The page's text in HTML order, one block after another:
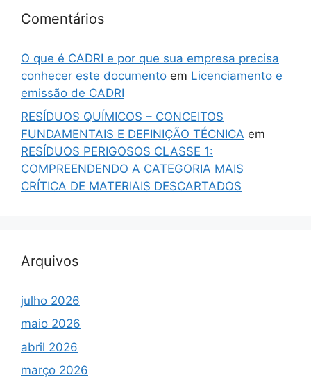
Comentários
O que é CADRI e por que sua empresa precisa
conhecer este documento em Licenciamento e
emissão de CADRI
RESÍDUOS QUÍMICOS – CONCEITOS
FUNDAMENTAIS E DEFINIÇÃO TÉCNICA em
RESÍDUOS PERIGOSOS CLASSE 1:
COMPREENDENDO A CATEGORIA MAIS
CRÍTICA DE MATERIAIS DESCARTADOS
Arquivos
julho 2026
maio 2026
abril 2026
março 2026